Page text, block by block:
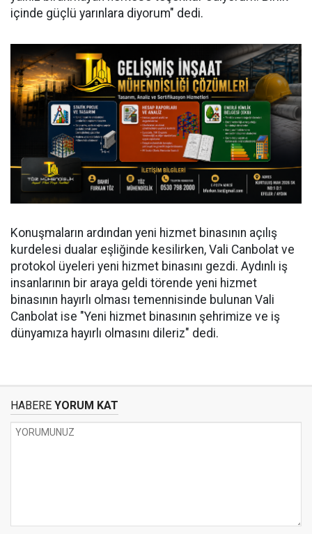
içinde güçlü yarınlara diyorum" dedi.
Konuşmaların ardından yeni hizmet binasının açılış
kurdelesi dualar eşliğinde kesilirken, Vali Canbolat ve
protokol üyeleri yeni hizmet binasını gezdi. Aydınlı iş
insanlarının bir araya geldi törende yeni hizmet
binasının hayırlı olması temennisinde bulunan Vali
Canbolat ise "Yeni hizmet binasının şehrimize ve iş
dünyamıza hayırlı olmasını dileriz" dedi.
HABERE YORUM KAT